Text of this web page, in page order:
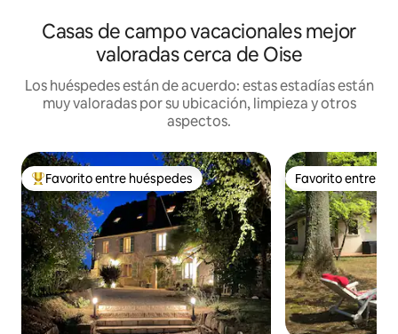
Casas de campo vacacionales mejor
valoradas cerca de Oise
Los huéspedes están de acuerdo: estas estadías están
muy valoradas por su ubicación, limpieza y otros
aspectos.
Favorito entre huéspedes preferido
Favorito entre huéspedes Favorito entre
Favorito entre